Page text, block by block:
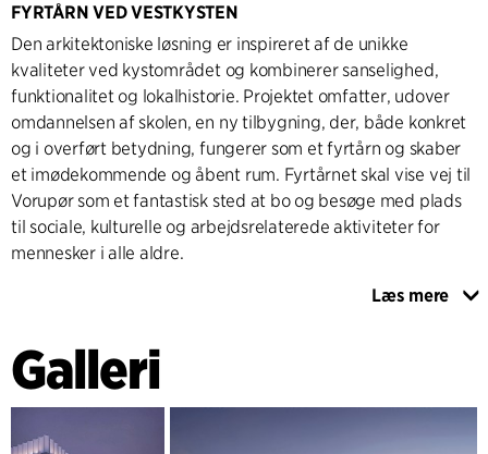
FYRTÅRN VED VESTKYSTEN
Den arkitektoniske løsning er inspireret af de unikke
kvaliteter ved kystområdet og kombinerer sanselighed,
funktionalitet og lokalhistorie. Projektet omfatter, udover
omdannelsen af skolen, en ny tilbygning, der, både konkret
og i overført betydning, fungerer som et fyrtårn og skaber
et imødekommende og åbent rum. Fyrtårnet skal vise vej til
Vorupør som et fantastisk sted at bo og besøge med plads
til sociale, kulturelle og arbejdsrelaterede aktiviteter for
mennesker i alle aldre.
Tårnets ydre facade består af et transparant materiale, der
bygningen i et højt atriumrum. Rummet kan bruges til
forskellige aktiviteter, såsom kunstudstillinger og kulturelle
arrangementer. Indenfor fører til en udsigtsplatform på
toppen med panoramaudsigt over Nationalpark Thy. Den
Læs mere
Galleri